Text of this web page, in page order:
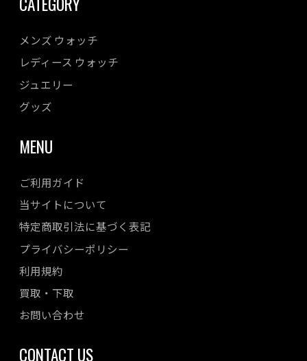
メンズ ウォッチ
レディース ウォッチ
ジュエリー
グッズ
MENU
ご利用ガイド
当サイトについて
特定商取引法に基づく表記
プライバシーポリシー
利用規約
買取・下取
お問い合わせ
CONTACT US